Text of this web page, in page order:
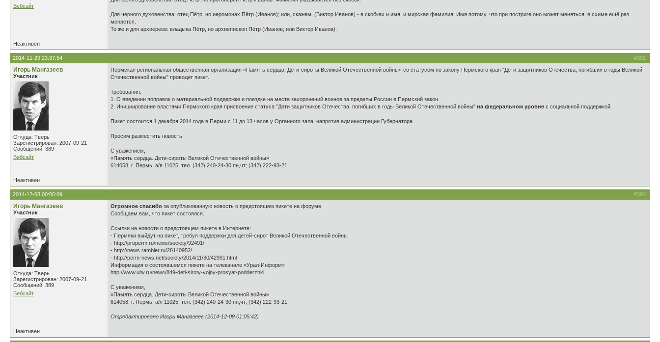
Вебсайт
Для черного духовенства: отец Пётр, но иеромонах Пётр (Иванов); или, скажем, (Виктор Иванов) - в скобках и имя, и мирская фамилия. Имя потому, что при постриге оно может меняться, в схиме ещё раз
меняется.
То же и для архиереев: владыка Пётр, но архиепископ Пётр (Иванов; или Виктор Иванов).
Неактивен
#392
2014-11-29 23:37:54
Игорь Мангазеев
Участник
Откуда: Тверь
Зарегистрирован: 2007-09-21
Сообщений: 389
Вебсайт
Пермская региональная общественная организация «Память сердца. Дети-сироты Великой Отечественной войны» со статусом по закону Пермского края "Дети защитников Отечества, погибших в годы Великой
Отечественной войны" проводит пикет.
Требования:
1. О введении поправок о материальной поддержке и поездке на места захоронений воинов за пределы России в Пермский закон.
2. Инициирование властями Пермского края присвоение статуса "Дети защитников Отечества, погибших в годы Великой Отечественной войны" на федеральном уровне с социальной поддержкой.
Пикет состоится 1 декабря 2014 года в Перми с 11 до 13 часов у Органного зала, напротив администрации Губернатора.
Просим разместить новость.
С уважением,
«Память сердца. Дети-сироты Великой Отечественной войны»
614058, г. Пермь, а/я 11025, тел. (342) 240-24-30 пн,чт; (342) 222-93-21
Неактивен
#393
2014-12-08 00:06:09
Игорь Мангазеев
Участник
Откуда: Тверь
Зарегистрирован: 2007-09-21
Сообщений: 389
Вебсайт
Огромное спасибо за опубликованную новость о предстоящем пикете на форуме.
Сообщаем вам, что пикет состоялся.
Ссылки на новости о предстоящем пикете в Интернете:
- Пермяки выйдут на пикет, требуя поддержки для детей-сирот Великой Отечественной войны
- http://properm.ru/news/society/92491/
- http://news.rambler.ru/28140952/
- http://perm-news.net/society/2014/11/30/42991.html
Информация о состоявшемся пикете на телеканале «Урал-Информ»
http://www.uitv.ru/news/849-deti-siroty-vojny-prosyat-podderzhki
С уважением,
«Память сердца. Дети-сироты Великой Отечественной войны»
614058, г. Пермь, а/я 11025, тел. (342) 240-24-30 пн,чт; (342) 222-93-21
Отредактировано Игорь Мангазеев (2014-12-09 01:05:42)
Неактивен